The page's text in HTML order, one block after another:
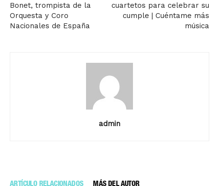
Bonet, trompista de la
Orquesta y Coro
Nacionales de España
cuartetos para celebrar su
cumple | Cuéntame más
música
admin
ARTÍCULO RELACIONADOS MÁS DEL AUTOR